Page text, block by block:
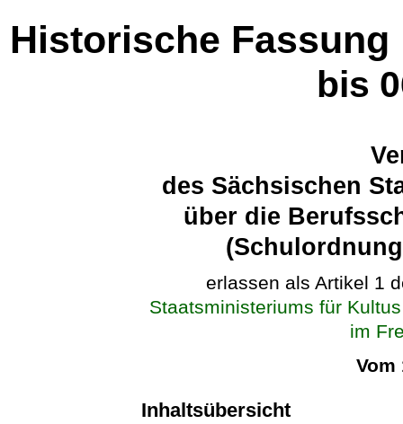
Historische Fassung
bis
des Sächsischen
über die
erlassen als Artikel 1
Staatsministeriums für
im
Vom
Inhaltsübersicht